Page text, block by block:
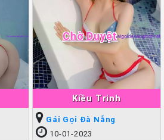
Kiều Trinh
Chờ Duyệt
Gái Gọi Đà Nẵng
10-01-2023